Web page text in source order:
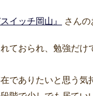
イッチ岡山』 さん
ておられ、勉強だけ
でありたいと思う気